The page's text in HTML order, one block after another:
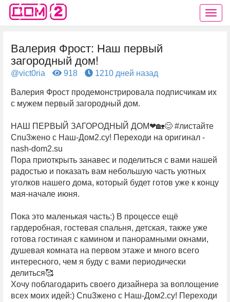
Валерия Фрост: Наш первый
загородный дом!
@vict0ria 918 1210 дней назад
Валерия Фрост продемонстрировала подписчикам их
с мужем первый загородный дом.
НАШ ПЕРВЫЙ ЗАГОРОДНЫЙ ДОМ❤🏡😊 #листайте
Cnu3жeнo с Наш-Дом2.су! Переходи на оригинал -
nash-dom2.su
Пора приоткрыть занавес и поделиться с вами нашей
радостью и показать вам небольшую часть уютных
уголков нашего дома, который будет готов уже к концу
мая-начале июня.
Пока это маленькая часть:) В процессе ещё
гардеробная, гостевая спальня, детская, также уже
готова гостиная с камином и панорамными окнами,
душевая комната на первом этаже и много всего
интересного, чем я буду с вами периодически
делиться🥰
Хочу поблагодарить своего дизайнера за воплощение
всех моих идей:) Cnu3жeнo с Наш-Дом2.су! Переходи